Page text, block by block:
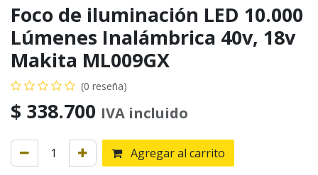
Foco de iluminación LED 10.000
Lúmenes Inalámbrica 40v, 18v
Makita ML009GX
(0 reseña)
$ 338.700 IVA incluido
Agregar al carrito